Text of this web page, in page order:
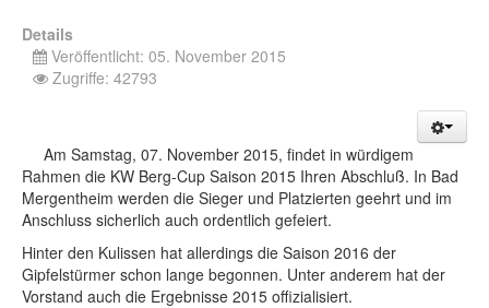
Details
Veröffentlicht: 05. November 2015
Zugriffe: 42793
Am Samstag, 07. November 2015, findet in würdigem
Rahmen die KW Berg-Cup Saison 2015 Ihren Abschluß. In Bad
Mergentheim werden die Sieger und Platzierten geehrt und im
Anschluss sicherlich auch ordentlich gefeiert.
Hinter den Kulissen hat allerdings die Saison 2016 der
Gipfelstürmer schon lange begonnen. Unter anderem hat der
Vorstand auch die Ergebnisse 2015 offizialisiert.